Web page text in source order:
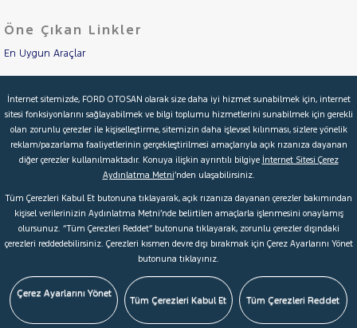
MINI
COUNTRYMAN
MITSUBISHI
MOTORSIKLET
NISSAN
PEUGEOT
RENAULT
SEAT
SSANGYONG
SUBARU
Tipi
Aktarma
Garanti
Kampanya
ve
Boya
Parça
İlan
Öne Çıkan Linkler
En Uygun Araçlar
İkinci El Garanti
Kampanyalar
Kredi Hesaplama & Başvuru
© 2026 Ford Türkiye Ford Kurumsal Hakkımızda
Şartlar & Kişisel Verilerin Korunması S.S.S.
Çerez Tercihleri
İnternet sitemizde, FORD OTOSAN olarak size daha iyi hizmet sunabilmek için, internet
sitesi fonksiyonlarını sağlayabilmek ve bilgi toplumu hizmetlerini sunabilmek için gerekli
olan zorunlu çerezler ile kişiselleştirme, sitemizin daha işlevsel kılınması, sizlere yönelik
reklam/pazarlama faaliyetlerinin gerçekleştirilmesi amaçlarıyla açık rızanıza dayanan
diğer çerezler kullanılmaktadır. Konuya ilişkin ayrıntılı bilgiye İnternet Sitesi Çerez
Aydınlatma Metni’nden ulaşabilirsiniz.
Tüm Çerezleri Kabul Et butonuna tıklayarak, açık rızanıza dayanan çerezler bakımından
kişisel verilerinizin Aydınlatma Metni’nde belirtilen amaçlarla işlenmesini onaylamış
olursunuz. “Tüm Çerezleri Reddet” butonuna tıklayarak, zorunlu çerezler dışındaki
çerezleri reddedebilirsiniz. Çerezleri kısmen devre dışı bırakmak için Çerez Ayarlarını Yönet
butonuna tıklayınız.
Çerez Ayarlarını Yönet
Tüm Çerezleri Kabul Et Tüm Çerezleri Reddet